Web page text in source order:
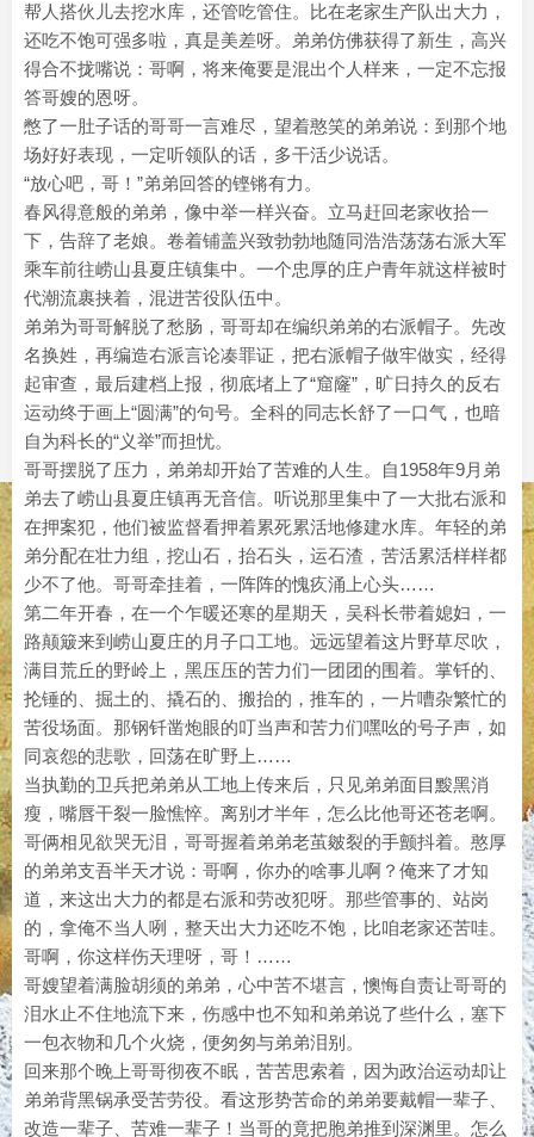
帮人搭伙儿去挖水库，还管吃管住。比在老家生产队出大力，
还吃不饱可强多啦，真是美差呀。弟弟仿佛获得了新生，高兴
得合不拢嘴说：哥啊，将来俺要是混出个人样来，一定不忘报
答哥嫂的恩呀。
憋了一肚子话的哥哥一言难尽，望着憨笑的弟弟说：到那个地
场好好表现，一定听领队的话，多干活少说话。
“放心吧，哥！”弟弟回答的铿锵有力。
春风得意般的弟弟，像中举一样兴奋。立马赶回老家收拾一
下，告辞了老娘。卷着铺盖兴致勃勃地随同浩浩荡荡右派大军
乘车前往崂山县夏庄镇集中。一个忠厚的庄户青年就这样被时
代潮流裹挟着，混进苦役队伍中。
弟弟为哥哥解脱了愁肠，哥哥却在编织弟弟的右派帽子。先改
名换姓，再编造右派言论凑罪证，把右派帽子做牢做实，经得
起审查，最后建档上报，彻底堵上了“窟窿”，旷日持久的反右
运动终于画上“圆满”的句号。全科的同志长舒了一口气，也暗
自为科长的“义举”而担忧。
哥哥摆脱了压力，弟弟却开始了苦难的人生。自1958年9月弟
弟去了崂山县夏庄镇再无音信。听说那里集中了一大批右派和
在押案犯，他们被监督看押着累死累活地修建水库。年轻的弟
弟分配在壮力组，挖山石，抬石头，运石渣，苦活累活样样都
少不了他。哥哥牵挂着，一阵阵的愧疚涌上心头……
第二年开春，在一个乍暖还寒的星期天，吴科长带着媳妇，一
路颠簸来到崂山夏庄的月子口工地。远远望着这片野草尽吹，
满目荒丘的野岭上，黑压压的苦力们一团团的围着。掌钎的、
抡锤的、掘土的、撬石的、搬抬的，推车的，一片嘈杂繁忙的
苦役场面。那钢钎凿炮眼的叮当声和苦力们嘿吆的号子声，如
同哀怨的悲歌，回荡在旷野上……
当执勤的卫兵把弟弟从工地上传来后，只见弟弟面目黢黑消
瘦，嘴唇干裂一脸憔悴。离别才半年，怎么比他哥还苍老啊。
哥俩相见欲哭无泪，哥哥握着弟弟老茧皴裂的手颤抖着。憨厚
的弟弟支吾半天才说：哥啊，你办的啥事儿啊？俺来了才知
道，来这出大力的都是右派和劳改犯呀。那些管事的、站岗
的，拿俺不当人咧，整天出大力还吃不饱，比咱老家还苦哇。
哥啊，你这样伤天理呀，哥！……
哥嫂望着满脸胡须的弟弟，心中苦不堪言，懊悔自责让哥哥的
泪水止不住地流下来，伤感中也不知和弟弟说了些什么，塞下
一包衣物和几个火烧，便匆匆与弟弟泪别。
回来那个晚上哥哥彻夜不眠，苦苦思索着，因为政治运动却让
弟弟背黑锅承受苦劳役。看这形势苦命的弟弟要戴帽一辈子、
改造一辈子、苦难一辈子！当哥的竟把胞弟推到深渊里。怎么